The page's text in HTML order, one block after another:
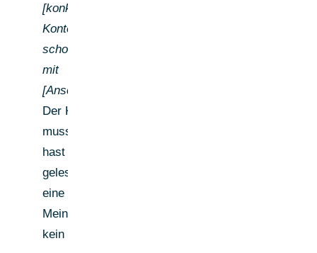
[konkreter
Kontext]. Hast du
schon Erfahrungen
mit
[Anschlussfrage]?"
Der Kommentar
muss zeigen: Du
hast den Post
gelesen. Du hast
eine eigene
Meinung. Du bist
kein Bot.